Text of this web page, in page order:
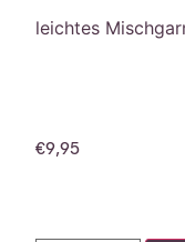
leichtes
€9,95